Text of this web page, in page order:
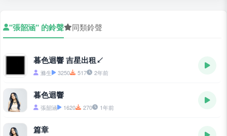
"張韶涵" 的鈴聲 同類鈴聲
暮色迴響 吉星出租↙
滌生 3250 517 2年前
暮色迴響
張韶涵 1620 270 1年前
篇章